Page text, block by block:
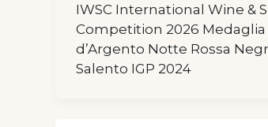
IWSC International Wine &
Competition 2026 Medaglia
d’Argento Notte Rossa
Salento IGP 2024